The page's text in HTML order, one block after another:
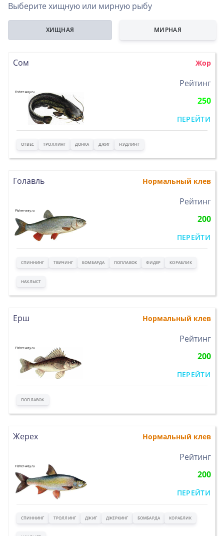
Выберите хищную или мирную рыбу
ХИЩНАЯ МИРНАЯ
Сом Жор
Рейтинг
250
ПЕРЕЙТИ
ОТВЕС ТРОЛЛИНГ ДОНКА ДЖИГ НУДЛИНГ
Голавль Нормальный клев
Рейтинг
200
ПЕРЕЙТИ
СПИННИНГ ТВИЧИНГ БОМБАРДА ПОПЛАВОК ФИДЕР КОРАБЛИК
НАХЛЫСТ
Ерш Нормальный клев
Рейтинг
200
ПЕРЕЙТИ
ПОПЛАВОК
Жерех Нормальный клев
Рейтинг
200
ПЕРЕЙТИ
СПИННИНГ ТРОЛЛИНГ ДЖИГ ДЖЕРКИНГ БОМБАРДА КОРАБЛИК